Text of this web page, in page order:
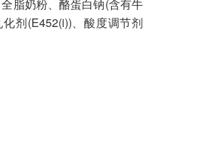
脂奶粉、酪蛋白钠(含有牛
剂(E452(i))、酸度调节剂